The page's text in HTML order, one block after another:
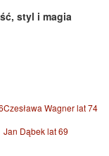
styl i magia
Czesława Wagner lat 74
Jan Dąbek lat 69